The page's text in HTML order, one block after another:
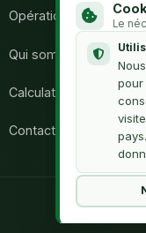
Opération Syndicat
Qui sommes-nous
Calculateur H.C.
Contact
Le
pour